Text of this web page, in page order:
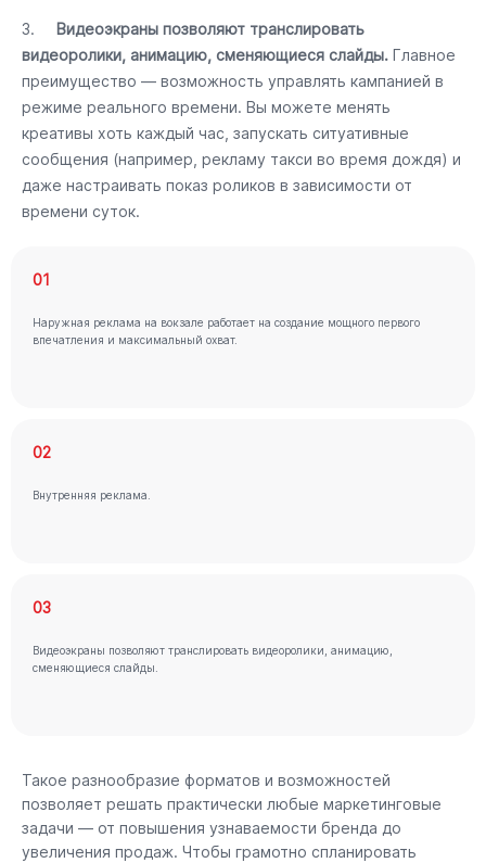
3. Видеоэкраны позволяют транслировать
видеоролики, анимацию, сменяющиеся слайды. Главное
преимущество — возможность управлять кампанией в
режиме реального времени. Вы можете менять
креативы хоть каждый час, запускать ситуативные
сообщения (например, рекламу такси во время дождя) и
даже настраивать показ роликов в зависимости от
времени суток.
01
Наружная реклама на вокзале работает на создание мощного первого
впечатления и максимальный охват.
02
Внутренняя реклама.
03
Видеоэкраны позволяют транслировать видеоролики, анимацию,
сменяющиеся слайды.
Такое разнообразие форматов и возможностей
позволяет решать практически любые маркетинговые
задачи — от повышения узнаваемости бренда до
увеличения продаж. Чтобы грамотно спланировать